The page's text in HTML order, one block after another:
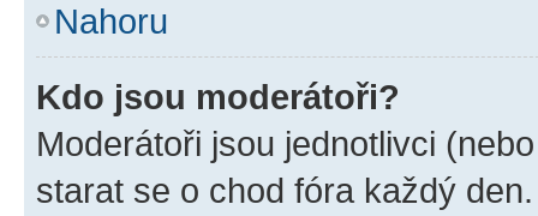
Nahoru
Kdo jsou moderátoři?
Moderátoři jsou jednotlivci
starat se o chod fóra každý